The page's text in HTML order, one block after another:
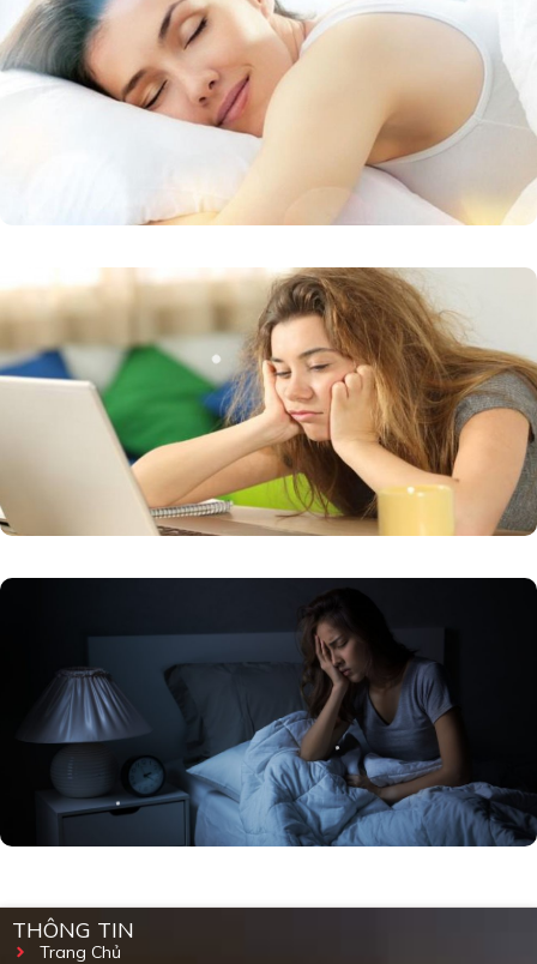
THÔNG TIN
Trang Chủ